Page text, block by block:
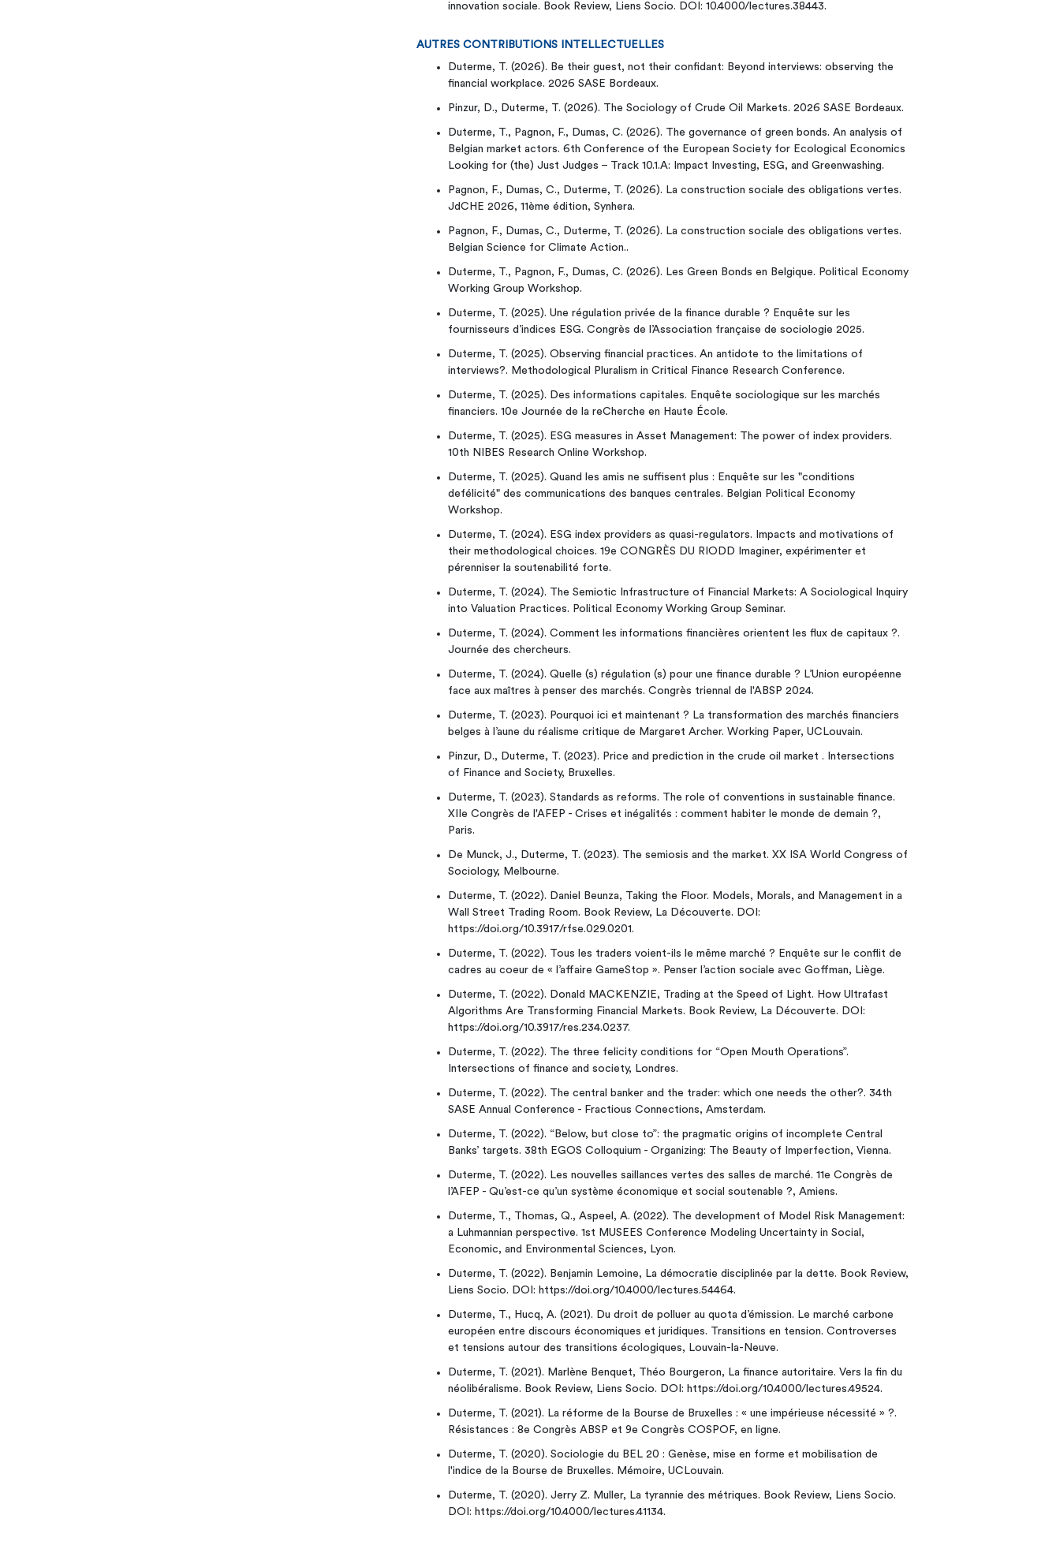
innovation sociale. Book Review, Liens Socio. DOI: 10.4000/lectures.38443.
AUTRES CONTRIBUTIONS INTELLECTUELLES
Duterme, T. (2026). Be their guest, not their confidant: Beyond interviews: observing the
financial workplace. 2026 SASE Bordeaux.
Pinzur, D., Duterme, T. (2026). The Sociology of Crude Oil Markets. 2026 SASE Bordeaux.
Duterme, T., Pagnon, F., Dumas, C. (2026). The governance of green bonds. An analysis of
Belgian market actors. 6th Conference of the European Society for Ecological Economics
Looking for (the) Just Judges – Track 10.1.A: Impact Investing, ESG, and Greenwashing.
Pagnon, F., Dumas, C., Duterme, T. (2026). La construction sociale des obligations vertes.
JdCHE 2026, 11ème édition, Synhera.
Pagnon, F., Dumas, C., Duterme, T. (2026). La construction sociale des obligations vertes.
Belgian Science for Climate Action..
Duterme, T., Pagnon, F., Dumas, C. (2026). Les Green Bonds en Belgique. Political Economy
Working Group Workshop.
Duterme, T. (2025). Une régulation privée de la finance durable ? Enquête sur les
fournisseurs d’indices ESG. Congrès de l’Association française de sociologie 2025.
Duterme, T. (2025). Observing financial practices. An antidote to the limitations of
interviews?. Methodological Pluralism in Critical Finance Research Conference.
Duterme, T. (2025). Des informations capitales. Enquête sociologique sur les marchés
financiers. 10e Journée de la reCherche en Haute École.
Duterme, T. (2025). ESG measures in Asset Management: The power of index providers.
10th NIBES Research Online Workshop.
Duterme, T. (2025). Quand les amis ne suffisent plus : Enquête sur les "conditions
defélicité" des communications des banques centrales. Belgian Political Economy
Workshop.
Duterme, T. (2024). ESG index providers as quasi-regulators. Impacts and motivations of
their methodological choices. 19e CONGRÈS DU RIODD Imaginer, expérimenter et
pérenniser la soutenabilité forte.
Duterme, T. (2024). The Semiotic Infrastructure of Financial Markets: A Sociological Inquiry
into Valuation Practices. Political Economy Working Group Seminar.
Duterme, T. (2024). Comment les informations financières orientent les flux de capitaux ?.
Journée des chercheurs.
Duterme, T. (2024). Quelle (s) régulation (s) pour une finance durable ? L’Union européenne
face aux maîtres à penser des marchés. Congrès triennal de l'ABSP 2024.
Duterme, T. (2023). Pourquoi ici et maintenant ? La transformation des marchés financiers
belges à l’aune du réalisme critique de Margaret Archer. Working Paper, UCLouvain.
Pinzur, D., Duterme, T. (2023). Price and prediction in the crude oil market . Intersections
of Finance and Society, Bruxelles.
Duterme, T. (2023). Standards as reforms. The role of conventions in sustainable finance.
XIIe Congrès de l'AFEP - Crises et inégalités : comment habiter le monde de demain ?,
Paris.
De Munck, J., Duterme, T. (2023). The semiosis and the market. XX ISA World Congress of
Sociology, Melbourne.
Duterme, T. (2022). Daniel Beunza, Taking the Floor. Models, Morals, and Management in a
Wall Street Trading Room. Book Review, La Découverte. DOI:
https://doi.org/10.3917/rfse.029.0201.
Duterme, T. (2022). Tous les traders voient-ils le même marché ? Enquête sur le conflit de
cadres au coeur de « l’affaire GameStop ». Penser l’action sociale avec Goffman, Liège.
Duterme, T. (2022). Donald MACKENZIE, Trading at the Speed of Light. How Ultrafast
Algorithms Are Transforming Financial Markets. Book Review, La Découverte. DOI:
https://doi.org/10.3917/res.234.0237.
Duterme, T. (2022). The three felicity conditions for “Open Mouth Operations”.
Intersections of finance and society, Londres.
Duterme, T. (2022). The central banker and the trader: which one needs the other?. 34th
SASE Annual Conference - Fractious Connections, Amsterdam.
Duterme, T. (2022). “Below, but close to”: the pragmatic origins of incomplete Central
Banks’ targets. 38th EGOS Colloquium - Organizing: The Beauty of Imperfection, Vienna.
Duterme, T. (2022). Les nouvelles saillances vertes des salles de marché. 11e Congrès de
l’AFEP - Qu’est-ce qu’un système économique et social soutenable ?, Amiens.
Duterme, T., Thomas, Q., Aspeel, A. (2022). The development of Model Risk Management:
a Luhmannian perspective. 1st MUSEES Conference Modeling Uncertainty in Social,
Economic, and Environmental Sciences, Lyon.
Duterme, T. (2022). Benjamin Lemoine, La démocratie disciplinée par la dette. Book Review,
Liens Socio. DOI: https://doi.org/10.4000/lectures.54464.
Duterme, T., Hucq, A. (2021). Du droit de polluer au quota d’émission. Le marché carbone
européen entre discours économiques et juridiques. Transitions en tension. Controverses
et tensions autour des transitions écologiques, Louvain-la-Neuve.
Duterme, T. (2021). Marlène Benquet, Théo Bourgeron, La finance autoritaire. Vers la fin du
néolibéralisme. Book Review, Liens Socio. DOI: https://doi.org/10.4000/lectures.49524.
Duterme, T. (2021). La réforme de la Bourse de Bruxelles : « une impérieuse nécessité » ?.
Résistances : 8e Congrès ABSP et 9e Congrès COSPOF, en ligne.
Duterme, T. (2020). Sociologie du BEL 20 : Genèse, mise en forme et mobilisation de
l'indice de la Bourse de Bruxelles. Mémoire, UCLouvain.
Duterme, T. (2020). Jerry Z. Muller, La tyrannie des métriques. Book Review, Liens Socio.
DOI: https://doi.org/10.4000/lectures.41134.